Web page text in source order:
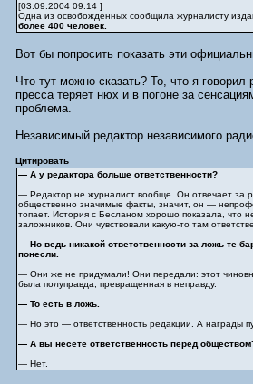
[03.09.2004 09:14 ]
Одна из освобожденных сообщила журналисту
более 400 человек.
Вот бы попросить показать эти
Что тут можно сказать? То, что я
пресса теряет нюх и в погоне за
проблема.
Независимый редактор независимого
Цитировать
— А у редактора больше ответственности?
— Редактор не журналист вообще. Он отвечает за
общественно значимые факты, значит, он —
топает. История с Бесланом хорошо показала, что
заложников. Они чувствовали какую-то там
— Но ведь никакой ответственности за ложь те
понесли.
— Они же не придумали! Они передали: этот
была полуправда, превращенная в неправду.
— То есть в ложь.
— Но это — ответственность редакции. А награды
— А вы несете ответственность перед
— Нет.